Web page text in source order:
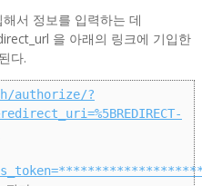
서 정보를 입력하는 데
을 아래의 링크에 기입한
다.
authorize/?